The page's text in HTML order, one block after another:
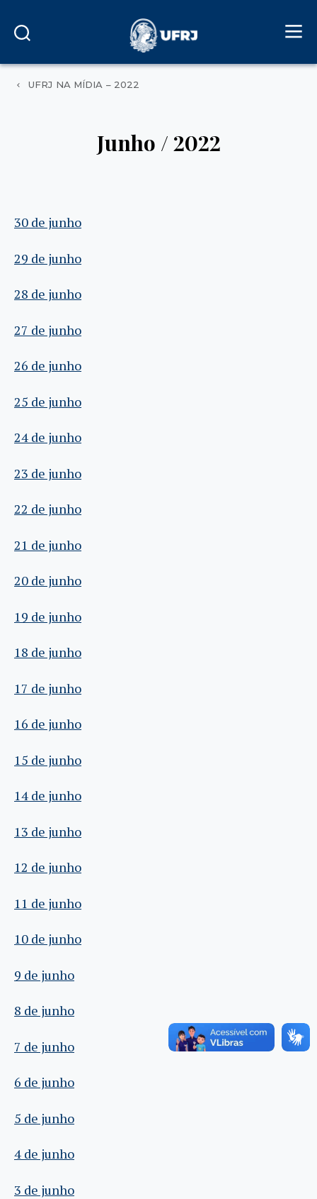
UFRJ NA MÍDIA – 2022
Junho / 2022
30 de junho
29 de junho
28 de junho
27 de junho
26 de junho
25 de junho
24 de junho
23 de junho
22 de junho
21 de junho
20 de junho
19 de junho
18 de junho
17 de junho
16 de junho
15 de junho
14 de junho
13 de junho
12 de junho
11 de junho
10 de junho
9 de junho
8 de junho
7 de junho
6 de junho
5 de junho
4 de junho
3 de junho